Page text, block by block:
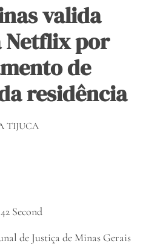
valida
Netflix por
de
residência
TIJUCA
Second
de Justiça de Minas Gerais